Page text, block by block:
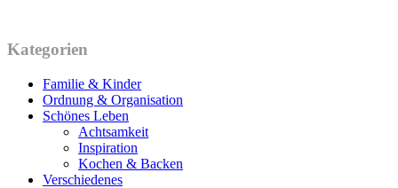
Kategorien
Familie & Kinder
Ordnung & Organisation
Schönes Leben
Achtsamkeit
Inspiration
Kochen & Backen
Verschiedenes